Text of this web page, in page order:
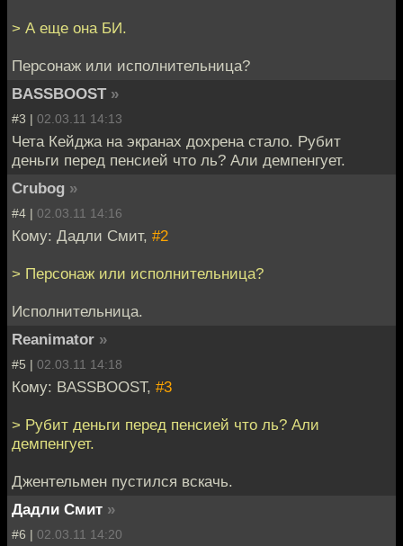
> А еще она БИ.
Персонаж или исполнительница?
BASSBOOST »
#3 | 02.03.11 14:13
Чета Кейджа на экранах дохрена стало. Рубит
деньги перед пенсией что ль? Али демпенгует.
Crubog »
#4 | 02.03.11 14:16
Кому: Дадли Смит, #2
> Персонаж или исполнительница?
Исполнительница.
Reanimator »
#5 | 02.03.11 14:18
Кому: BASSBOOST, #3
> Рубит деньги перед пенсией что ль? Али
демпенгует.
Джентельмен пустился вскачь.
Дадли Смит »
#6 | 02.03.11 14:20